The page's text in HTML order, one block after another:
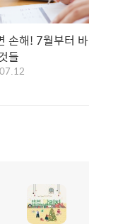
손해! 7월부터 바
들